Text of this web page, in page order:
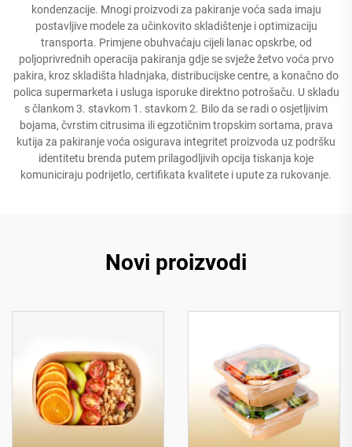
kondenzacije. Mnogi proizvodi za pakiranje voća sada imaju
postavljive modele za učinkovito skladištenje i optimizaciju
transporta. Primjene obuhvaćaju cijeli lanac opskrbe, od
poljoprivrednih operacija pakiranja gdje se svježe žetvo voća prvo
pakira, kroz skladišta hladnjaka, distribucijske centre, a konačno do
polica supermarketa i usluga isporuke direktno potrošaču. U skladu
s člankom 3. stavkom 1. stavkom 2. Bilo da se radi o osjetljivim
bojama, čvrstim citrusima ili egzotičnim tropskim sortama, prava
kutija za pakiranje voća osigurava integritet proizvoda uz podršku
identitetu brenda putem prilagodljivih opcija tiskanja koje
komuniciraju podrijetlo, certifikata kvalitete i upute za rukovanje.
Novi proizvodi